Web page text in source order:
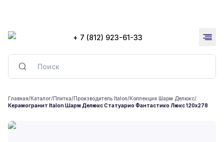
+ 7 (812) 923-61-33
Главная/Каталог/Плитка/Производитель Italon/Коллекция Шарм Делюкс/
Керамогранит Italon Шарм Делюкс Статуарио Фантастико Люкс 120x278